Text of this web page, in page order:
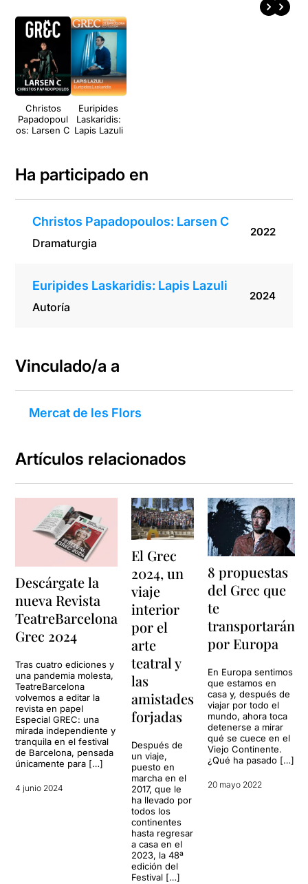
Christos
Papadopoul
os: Larsen C
Euripides
Laskaridis:
Lapis Lazuli
Ha participado en
Christos Papadopoulos: Larsen C
Dramaturgia
2022
Euripides Laskaridis: Lapis Lazuli
Autoría
2024
Vinculado/a a
Mercat de les Flors
Artículos relacionados
Descárgate la
nueva Revista
TeatreBarcelona
Grec 2024
Tras cuatro ediciones y
una pandemia molesta,
TeatreBarcelona
volvemos a editar la
revista en papel
Especial GREC: una
mirada independiente y
tranquila en el festival
de Barcelona, pensada
únicamente para […]
4 junio 2024
El Grec
2024, un
viaje
interior
por el
arte
teatral y
las
amistades
forjadas
Después de
un viaje,
puesto en
marcha en el
2017, que le
ha llevado por
todos los
continentes
hasta regresar
a casa en el
2023, la 48ª
edición del
Festival […]
8 propuestas
del Grec que
te
transportarán
por Europa
En Europa sentimos
que estamos en
casa y, después de
viajar por todo el
mundo, ahora toca
detenerse a mirar
qué se cuece en el
Viejo Continente.
¿Qué ha pasado […]
20 mayo 2022